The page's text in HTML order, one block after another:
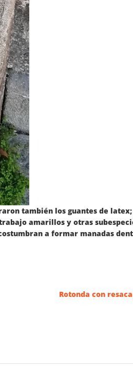
también los guantes de
amarillos y otras
a formar manadas
Rotonda con resaca